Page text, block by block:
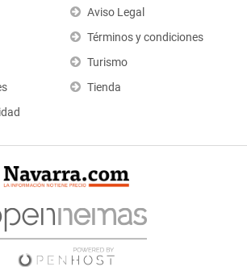
Aviso Legal
Términos y condiciones
Turismo
Tienda